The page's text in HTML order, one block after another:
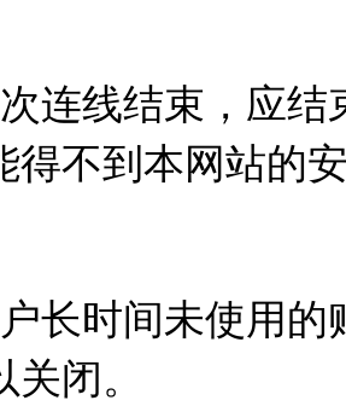
连线结束，应结
得不到 本网站的
户长时间未使用
闭。